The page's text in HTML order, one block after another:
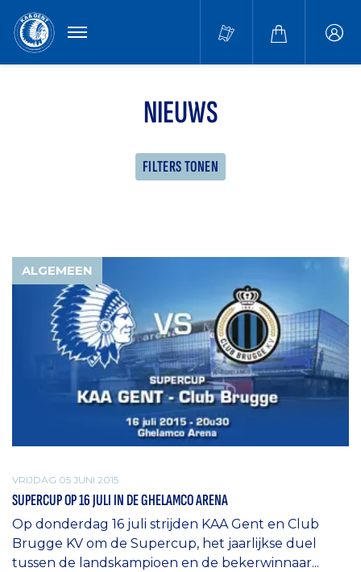
MENU
NIEUWS
FILTERS TONEN
ALGEMEEN
VRIJDAG 05 JUNI 2015
SUPERCUP OP 16 JULI IN DE GHELAMCO ARENA
Op donderdag 16 juli strijden KAA Gent en Club
Brugge KV om de Supercup, het jaarlijkse duel
tussen de landskampioen en de bekerwinnaar...